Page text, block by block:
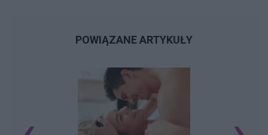
POWIĄZANE ARTYKUŁY